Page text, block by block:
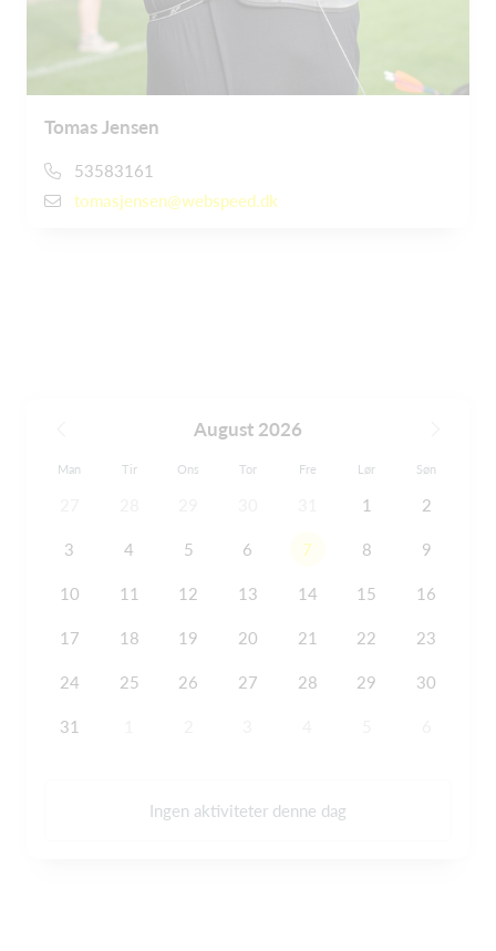
Tomas Jensen
53583161
tomasjensen@webspeed.dk
August 2026
Man Tir Ons Tor Fre Lør Søn
1 2
3 4 5 6 7 8 9
10 11 12 13 14 15 16
17 18 19 20 21 22 23
24 25 26 27 28 29 30
31
Ingen aktiviteter denne dag